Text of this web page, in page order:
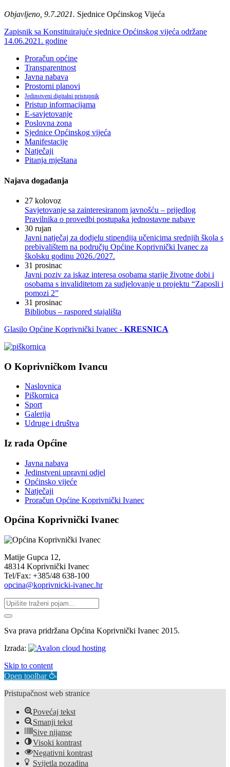
Objavljeno, 9.7.2021. Sjednice Općinskog Vijeća
Zapisnik sa Konstituirajuće sjednice Općinskog vijeća održane
14.06.2021. godine
Proračun općine
Transparentnost
Javna nabava
Prostorni planovi
Jedinstveni digitalni pristupnik
Pristup informacijama
E-savjetovanje
Poslovna zona
Sjednice Općinskog vijeća
Manifestacije
Natječaji
Pitanja mještana
Najava događanja
27 kolovoz
Savjetovanje sa zainteresiranom javnošću – prijedlog
Pravilnika o provedbi postupaka jednostavne nabave
30 rujan
Javni natječaj za dodjelu stipendija učenicima srednjih škola s
prebivalištem na području Općine Koprivnički Ivanec za
školsku godinu 2026./2027.
31 prosinac
Javni poziv za iskaz interesa osobama starije životne dobi i
osobama s invaliditetom za sudjelovanje u projektu “Zaposli i
pomozi 2”
31 prosinac
Bibliobus – raspored stajališta
Glasilo Općine Koprivnički Ivanec - KRESNICA
O Koprivničkom Ivancu
Naslovnica
Piškornica
Sport
Galerija
Udruge i društva
Iz rada Općine
Javna nabava
Jedinstveni upravni odjel
Općinsko vijeće
Natječaji
Proračun Općine Koprivnički Ivanec
Općina Koprivnički Ivanec
Matije Gupca 12,
48314 Koprivnički Ivanec
Tel/Fax: +385/48 638-100
opcina@koprivnicki-ivanec.hr
Sva prava pridržana Općina Koprivnički Ivanec 2015.
Izrada:
Skip to content
Open toolbar
Pristupačnost web stranice
Povećaj tekst
Smanji tekst
Sive nijanse
Visoki kontrast
Negativni kontrast
Svijetla pozadina